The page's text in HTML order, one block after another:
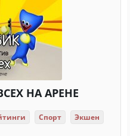
НА АРЕНЕ
Спорт Экшен